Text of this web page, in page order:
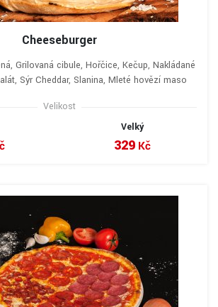
Cheeseburger
Grilovaná cibule, Hořčice, Kečup, Nakládané
Sýr Cheddar, Slanina, Mleté hovězí maso
Velikost
Velký
329 Kč
VYBRAT A OBJEDNAT